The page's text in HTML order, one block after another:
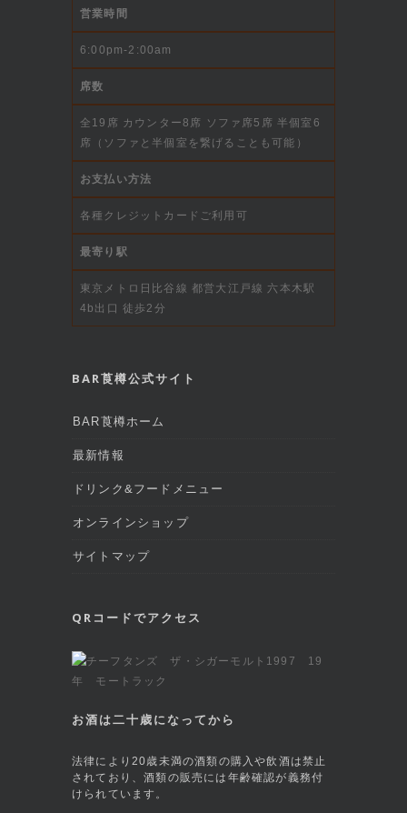
営業時間
6:00pm-2:00am
席数
全19席 カウンター8席 ソファ席5席 半個室6
席（ソファと半個室を繋げることも可能）
お支払い方法
各種クレジットカードご利用可
最寄り駅
東京メトロ日比谷線 都営大江戸線 六本木駅
4b出口 徒歩2分
BAR莨樽公式サイト
BAR莨樽ホーム
最新情報
ドリンク&フードメニュー
オンラインショップ
サイトマップ
QRコードでアクセス
お酒は二十歳になってから
法律により20歳未満の酒類の購入や飲酒は禁止
されており、酒類の販売には年齢確認が義務付
けられています。